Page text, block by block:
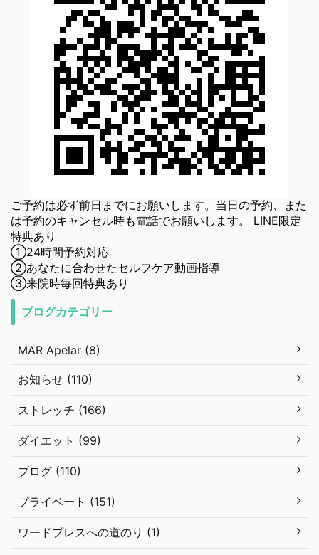
ご予約は必ず前日までにお願いします。当日の予約、また
は予約のキャンセル時も電話でお願いします。 LINE限定
特典あり
①24時間予約対応
②あなたに合わせたセルフケア動画指導
③来院時毎回特典あり
ブログカテゴリー
MAR Apelar (8)
お知らせ (110)
ストレッチ (166)
ダイエット (99)
ブログ (110)
プライベート (151)
ワードプレスへの道のり (1)